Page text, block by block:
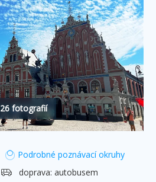
26 fotografií
Podrobné poznávací okruhy
doprava: autobusem